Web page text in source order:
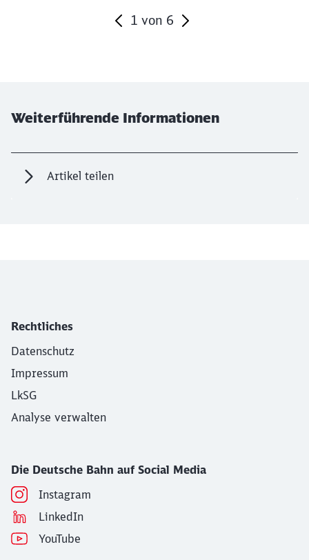
1 von 6
Weiterführende Informationen
Artikel teilen
Rechtliches
Datenschutz
Impressum
LkSG
Analyse verwalten
Die Deutsche Bahn auf Social Media
Instagram
LinkedIn
YouTube